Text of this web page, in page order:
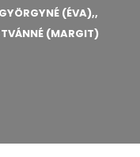
(ÉVA),,
(MARGIT)